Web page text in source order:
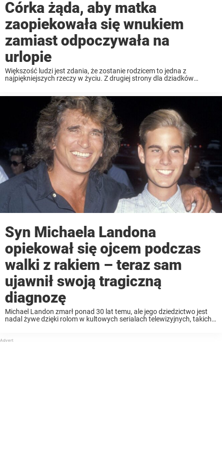
Córka żąda, aby matka
zaopiekowała się wnukiem
zamiast odpoczywała na
urlopie
Większość ludzi jest zdania, że zostanie rodzicem to jedna z
najpiękniejszych rzeczy w życiu. Z drugiej strony dla dziadków
wszystko jest ...
Syn Michaela Landona
opiekował się ojcem podczas
walki z rakiem – teraz sam
ujawnił swoją tragiczną
diagnozę
Michael Landon zmarł ponad 30 lat temu, ale jego dziedzictwo jest
nadal żywe dzięki rolom w kultowych serialach telewizyjnych, takich